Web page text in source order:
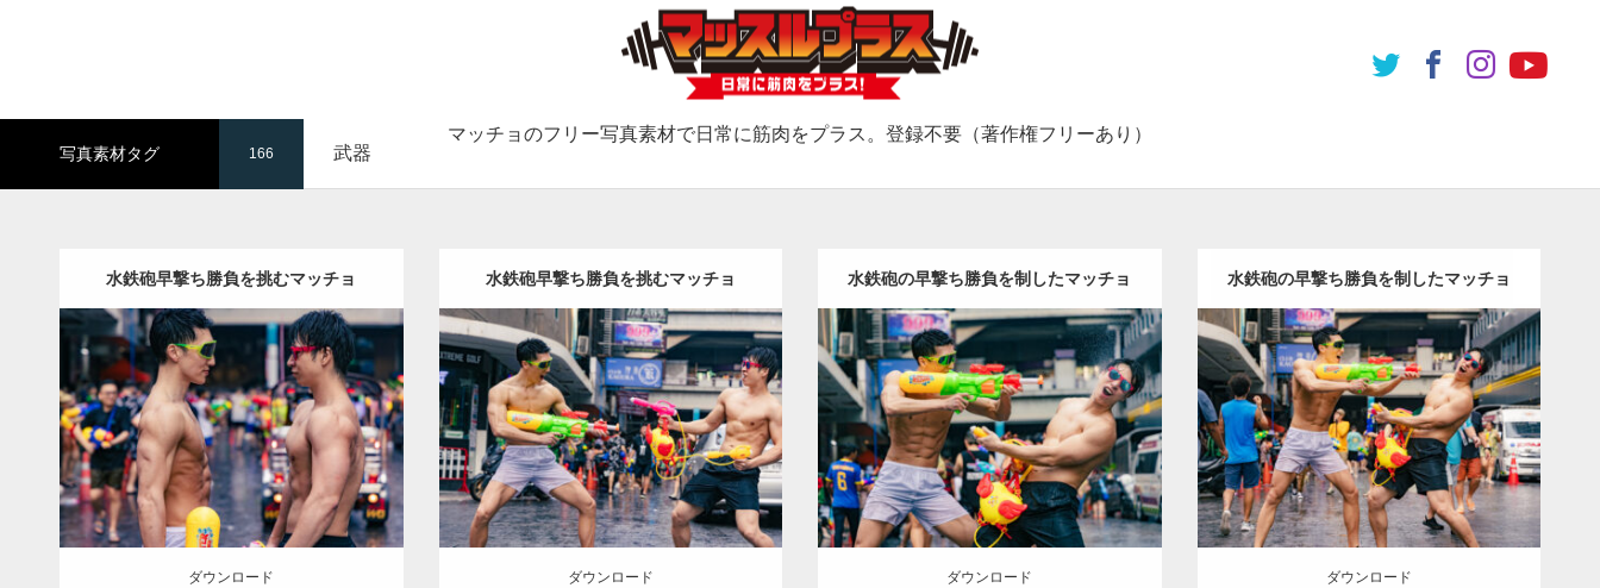
マッチョのフリー写真素材で日常に筋肉をプラス。登録不要（著作権フリーあり）
写真素材タグ 166 武器
水鉄砲早撃ち勝負を挑むマッチョ
Update:
2023.05.20
Category:ソンクランのマッチョ in バ
ンコク(タイ) オレンジの人 AKIHITO(細
マッチョ) SOSUKE 上腕三頭筋 肩
腹筋
闘うマッチョ バンコク(タイ)
ダウンロード
ダウンロード
水鉄砲早撃ち勝負を挑むマッチョ
Update:
2023.05.20
Category:ソンクランのマッチョ in バ
ンコク(タイ) オレンジの人 AKIHITO(細
マッチョ) SOSUKE 上腕三頭筋 肩 闘う
マッチョ バンコク(タイ)
ダウンロード
ダウンロード
水鉄砲の早撃ち勝負を制したマッチョ
Update:2023.05.20
Category:ソンクランのマッチョ in バ
ンコク(タイ) オレンジの人 AKIHITO(細
マッチョ) SOSUKE 腹筋 肩 闘うマッチ
ョ バンコク(タイ)
ダウンロード
ダウンロード
水鉄砲の早撃ち勝負を制したマッチョ
Update:
2023.05.20
Category:ソンクランのマッチョ in バ
ンコク(タイ) オレンジの人 AKIHITO(細
マッチョ) SOSUKE 闘うマッチョ バン
コク(タイ)
ダウンロード
ダウンロード